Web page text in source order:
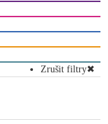
Zrušit filtry✖